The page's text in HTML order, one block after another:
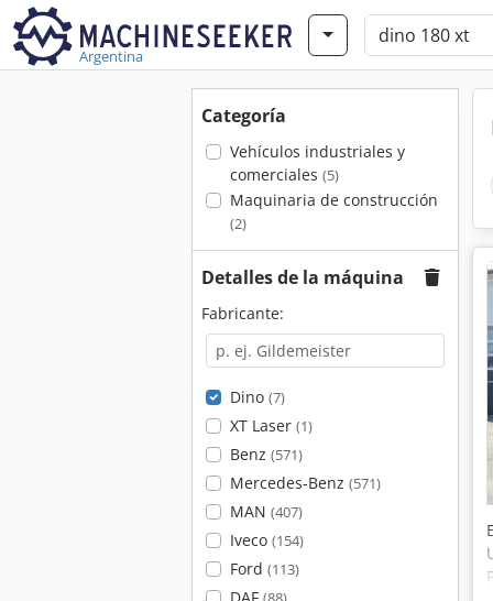
Argentina
Categoría
Vehículos industriales y
comerciales (5)
Maquinaria de construcción
(2)
Detalles de la máquina
Fabricante:
Dino (7)
XT Laser (1)
Benz (571)
Mercedes-Benz (571)
MAN (407)
Iveco (154)
Ford (113)